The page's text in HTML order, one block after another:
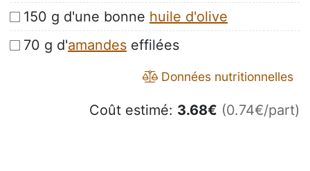
150 g d'une bonne huile d'olive
70 g d'amandes effilées
Données nutritionnelles
Coût estimé: 3.68€ (0.74€/part)